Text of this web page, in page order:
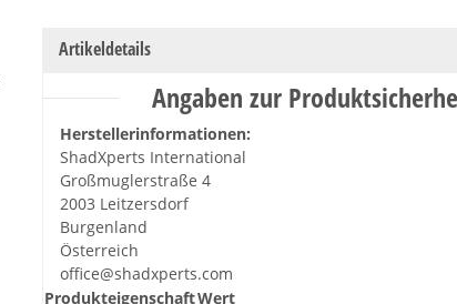
Artikeldetails
Angaben zur
Herstellerinformationen:
ShadXperts International
Großmuglerstraße 4
2003 Leitzersdorf
Burgenland
Österreich
office@shadxperts.com
ProdukteigenschaftWert